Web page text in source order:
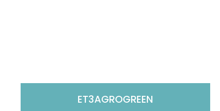
ET3AGROGREEN